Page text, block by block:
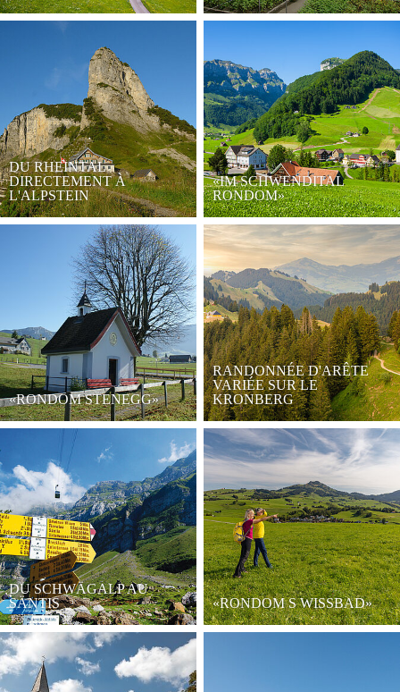
DU RHEINTAL
DIRECTEMENT À
L'ALPSTEIN
«IM SCHWENDITAL
RONDOM»
«RONDOM STENEGG»
RANDONNÉE D'ARÊTE
VARIÉE SUR LE
KRONBERG
DU SCHWÄGALP AU
SÄNTIS
«RONDOM S WISSBAD»